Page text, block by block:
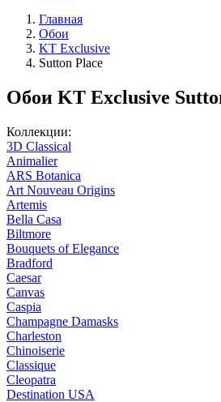
Главная
Обои
KT Exclusive
Sutton Place
Обои KT Exclusive
Коллекции:
3D Classical
Animalier
ARS Botanica
Art Nouveau Origins
Artemis
Bella Casa
Biltmore
Bouquets of Elegance
Bradford
Caesar
Canvas
Caspia
Champagne Damasks
Charleston
Chinoiserie
Classique
Cleopatra
Destination USA